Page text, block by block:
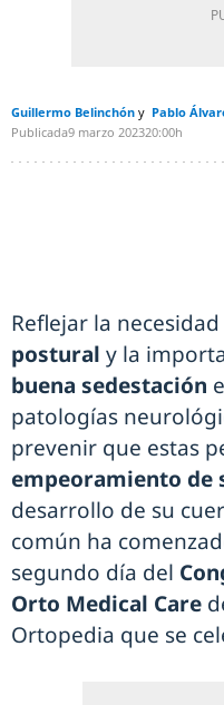
Guillermo Belinchón
Pablo
Publicada9 marzo 202320:00h
Reflejar la
postural y la
buena sedestación
patologías
prevenir que estas
empeoramiento de
desarrollo de su
común ha
segundo día del
Orto Medical Care
Ortopedia que se